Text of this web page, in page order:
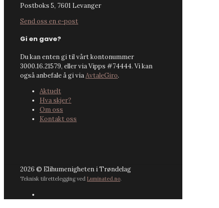
Postboks 5, 7601 Levanger
Send oss en e-post
Gi en gave?
Du kan enten gi til vårt kontonummer
3000.16.21579, eller via Vipps #74444. Vi kan
også anbefale å gi viaAvtaleGiro.
Aktuelt
Hva skjer?
Om oss
Kontakt oss
2026 © Elihumenigheten i Trøndelag
Teknisk tilrettelegging ved Luminated.no.